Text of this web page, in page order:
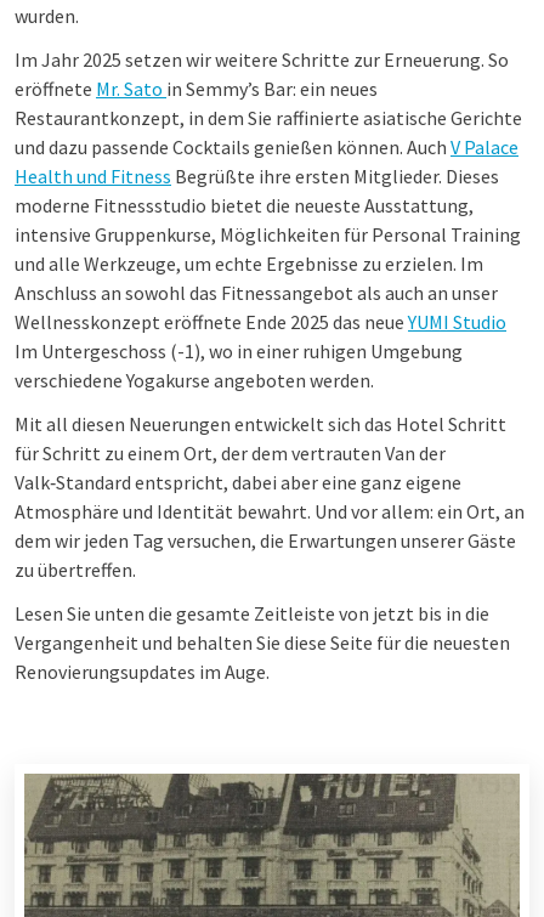
wurden.
Im Jahr 2025 setzen wir weitere Schritte zur Erneuerung. So
eröffnete Mr. Sato in Semmy’s Bar: ein neues
Restaurantkonzept, in dem Sie raffinierte asiatische Gerichte
und dazu passende Cocktails genießen können. Auch V Palace
Health und Fitness Begrüßte ihre ersten Mitglieder. Dieses
moderne Fitnessstudio bietet die neueste Ausstattung,
intensive Gruppenkurse, Möglichkeiten für Personal Training
und alle Werkzeuge, um echte Ergebnisse zu erzielen. Im
Anschluss an sowohl das Fitnessangebot als auch an unser
Wellnesskonzept eröffnete Ende 2025 das neueYUMI Studio
Im Untergeschoss (-1), wo in einer ruhigen Umgebung
verschiedene Yogakurse angeboten werden.
Mit all diesen Neuerungen entwickelt sich das Hotel Schritt
für Schritt zu einem Ort, der dem vertrauten Van der
Valk‑Standard entspricht, dabei aber eine ganz eigene
Atmosphäre und Identität bewahrt. Und vor allem: ein Ort, an
dem wir jeden Tag versuchen, die Erwartungen unserer Gäste
zu übertreffen.
Lesen Sie unten die gesamte Zeitleiste von jetzt bis in die
Vergangenheit und behalten Sie diese Seite für die neuesten
Renovierungsupdates im Auge.